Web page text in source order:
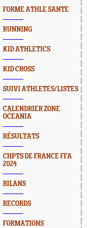
FORME ATHLE SANTE
RUNNING
KID ATHLETICS
KID CROSS
SUIVI ATHLETES/LISTES
CALENDRIER ZONE
OCEANIA
RÉSULTATS
CHPTS DE FRANCE FFA
2024
BILANS
RECORDS
FORMATIONS